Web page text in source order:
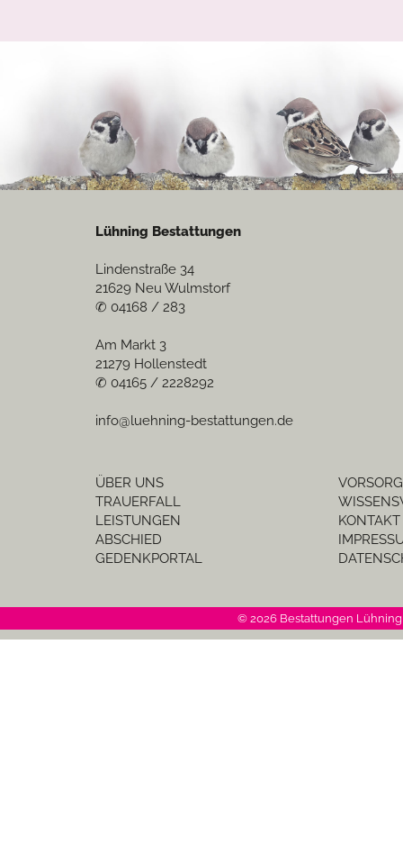
Lühning Bestattungen
Lindenstraße 34
21629 Neu Wulmstorf
✆ 04168 / 283
Am Markt 3
21279 Hollenstedt
✆ 04165 / 2228292
info@luehning-bestattungen.de
ÜBER UNS
TRAUERFALL
LEISTUNGEN
ABSCHIED
GEDENKPORTAL
KONTAKT
© 2026 Bestattungen Lühning